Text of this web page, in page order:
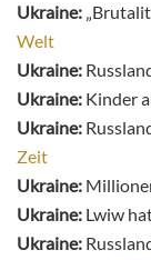
Ukraine:
Welt
Ukraine:
Ukraine: Kinder
Ukraine:
Zeit
Ukraine:
Ukraine: Lwiw
Ukraine: